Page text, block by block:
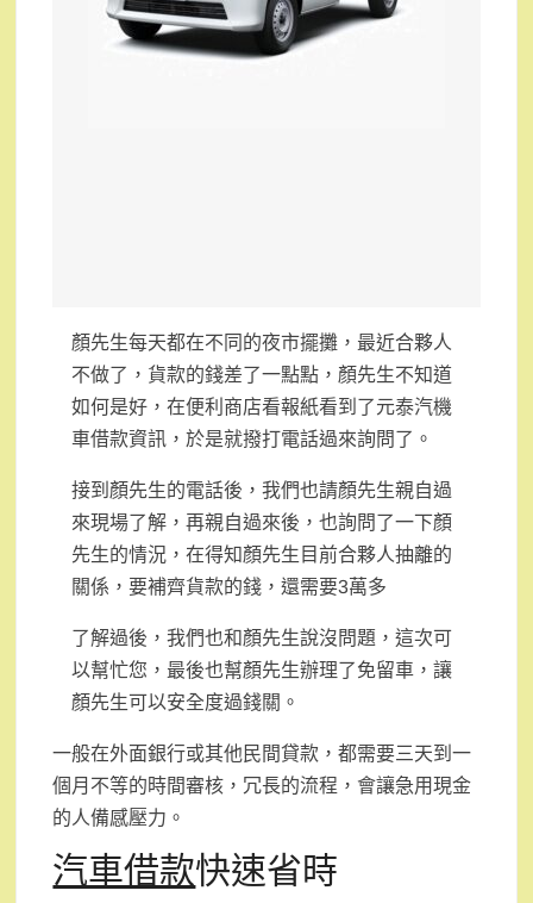
顏先生每天都在不同的夜市擺攤，最近合夥人
不做了，貨款的錢差了一點點，顏先生不知道
如何是好，在便利商店看報紙看到了元泰汽機
車借款資訊，於是就撥打電話過來詢問了。
接到顏先生的電話後，我們也請顏先生親自過
來現場了解，再親自過來後，也詢問了一下顏
先生的情況，在得知顏先生目前合夥人抽離的
關係，要補齊貨款的錢，還需要3萬多
了解過後，我們也和顏先生說沒問題，這次可
以幫忙您，最後也幫顏先生辦理了免留車，讓
顏先生可以安全度過錢關。
一般在外面銀行或其他民間貸款，都需要三天到一
個月不等的時間審核，冗長的流程，會讓急用現金
的人備感壓力。
汽車借款快速省時